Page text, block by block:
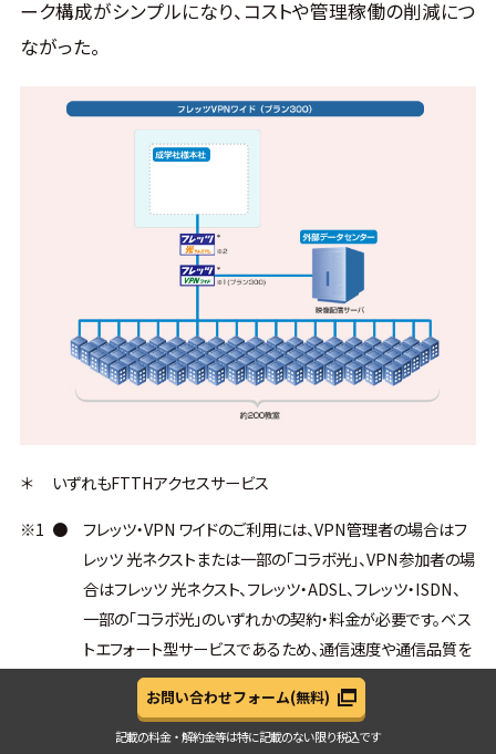
ーク構成がシンプルになり、コストや管理稼働の削減につ
ながった。
＊
いずれもFTTHアクセスサービス
※1 ●
フレッツ・VPN ワイドのご利用には、VPN管理者の場合はフ
レッツ 光ネクストまたは一部の「コラボ光」、VPN参加者の場
合はフレッツ 光ネクスト、フレッツ・ADSL、フレッツ・ISDN、
一部の「コラボ光」のいずれかの契約・料金が必要です。ベス
トエフォート型サービスであるため、通信速度や通信品質を
保証するものではありません。なお、ご契約いただけるフレッ
ツ 光ネクスト等の品目はプランにより異なります。
*「コラボ光」とは、光コラボレーション事業者が提供するFT
お問い合わせフォーム(無料)
記載の料金・解約金等は特に記載のない限り税込です